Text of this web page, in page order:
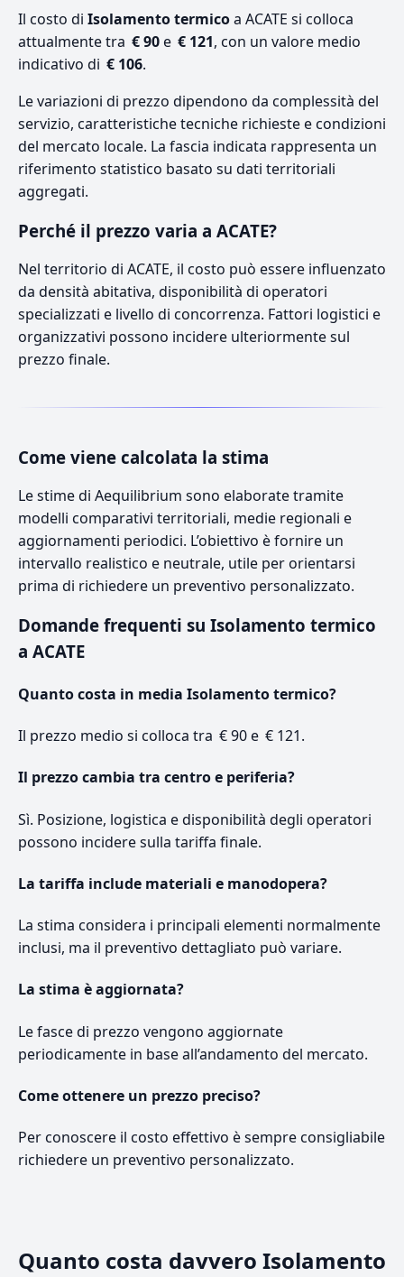
Il costo di Isolamento termicoa ACATE si colloca
attualmente tra € 90e € 121, con un valore medio
indicativo di € 106.
Le variazioni di prezzo dipendono da complessità del
servizio, caratteristiche tecniche richieste e condizioni
del mercato locale. La fascia indicata rappresenta un
riferimento statistico basato su dati territoriali
aggregati.
Perché il prezzo varia a ACATE?
Nel territorio di ACATE, il costo può essere influenzato
da densità abitativa, disponibilità di operatori
specializzati e livello di concorrenza. Fattori logistici e
organizzativi possono incidere ulteriormente sul
prezzo finale.
Come viene calcolata la stima
Le stime di Aequilibrium sono elaborate tramite
modelli comparativi territoriali, medie regionali e
aggiornamenti periodici. L’obiettivo è fornire un
intervallo realistico e neutrale, utile per orientarsi
prima di richiedere un preventivo personalizzato.
Domande frequenti su Isolamento termico
a ACATE
Quanto costa in media Isolamento termico?
Il prezzo medio si colloca tra € 90 e € 121.
Il prezzo cambia tra centro e periferia?
Sì. Posizione, logistica e disponibilità degli operatori
possono incidere sulla tariffa finale.
La tariffa include materiali e manodopera?
La stima considera i principali elementi normalmente
inclusi, ma il preventivo dettagliato può variare.
La stima è aggiornata?
Le fasce di prezzo vengono aggiornate
periodicamente in base all’andamento del mercato.
Come ottenere un prezzo preciso?
Per conoscere il costo effettivo è sempre consigliabile
richiedere un preventivo personalizzato.
Quanto costa davvero Isolamento